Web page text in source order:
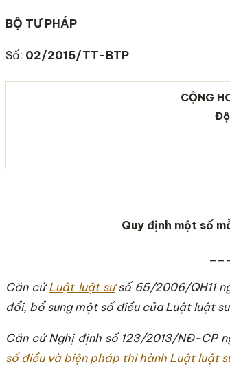
BỘ TƯ PHÁP
Số: 02/2015/TT-BTP
CỘNG
Quy định một số
Căn cứLuật luật sưsố 65/2006/QH11
đổi, bổ sung một số điều của Luật luật
Căn cứ Nghị định số 123/2013/NĐ-CP
số điều và biện pháp thi hành Luật luật